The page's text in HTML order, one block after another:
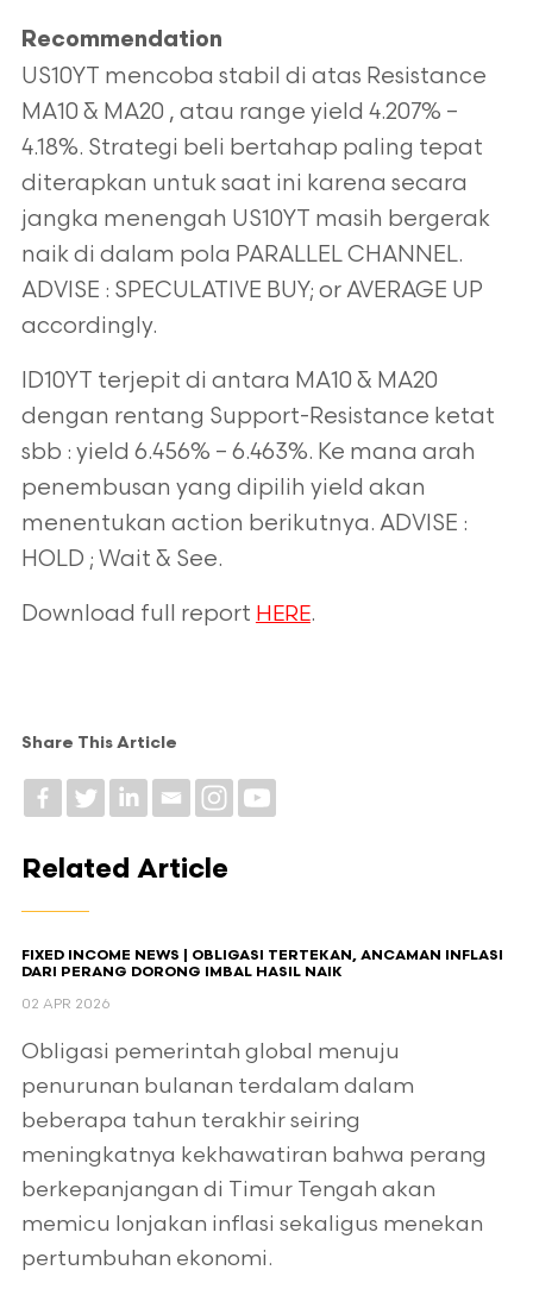
Recommendation
US10YT mencoba stabil di atas Resistance
MA10 & MA20 , atau range yield 4.207% –
4.18%. Strategi beli bertahap paling tepat
diterapkan untuk saat ini karena secara
jangka menengah US10YT masih bergerak
naik di dalam pola PARALLEL CHANNEL.
ADVISE : SPECULATIVE BUY; or AVERAGE UP
accordingly.
ID10YT terjepit di antara MA10 & MA20
dengan rentang Support-Resistance ketat
sbb : yield 6.456% – 6.463%. Ke mana arah
penembusan yang dipilih yield akan
menentukan action berikutnya. ADVISE :
HOLD ; Wait & See.
Download full report HERE.
Share This Article
Related Article
FIXED INCOME NEWS | OBLIGASI TERTEKAN, ANCAMAN INFLASI
DARI PERANG DORONG IMBAL HASIL NAIK
02 APR 2026
Obligasi pemerintah global menuju
penurunan bulanan terdalam dalam
beberapa tahun terakhir seiring
meningkatnya kekhawatiran bahwa perang
berkepanjangan di Timur Tengah akan
memicu lonjakan inflasi sekaligus menekan
pertumbuhan ekonomi.